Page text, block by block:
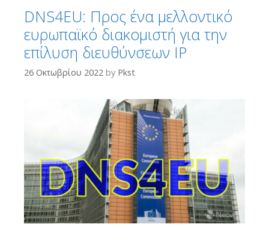
DNS4EU: Προς ένα μελλοντικό
ευρωπαϊκό διακομιστή για την
επίλυση διευθύνσεων IP
26 Οκτωβρίου 2022 by Pkst